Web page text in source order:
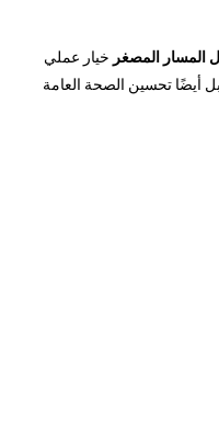
المسار المصغر خيار عملي
أيضًا تحسين الصحة العامة